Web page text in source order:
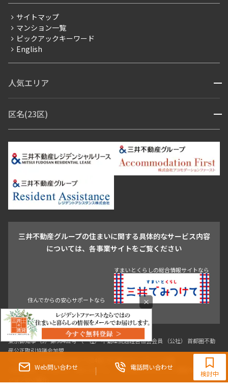
Web問い合わせ 電話問い合わせ
0120-321-364
9:30~18:00（水曜定休）
検討中
賃料改定
フリーレント
ペット可
ブランドマンション
サイトマップ
マンション一覧
ピックアックキーワード
English
人気エリア 開閉
青山・表参道・原宿
市ヶ谷・神楽坂・飯田橋
三田・芝・浜松町
芝浦・汐留・品川
月島・勝どき・豊洲
本郷・春日・小石川
目白・高田馬場・早稲田
中野・荻窪
池尻大橋・三軒茶屋
祐天寺・学芸大学・自由が丘
駒沢・用賀・二子玉川
成城・砧
青山 渋谷 東京・大手町 新宿 品川
目黒・中目黒
区名(23区) 開閉
江東区 台東区 墨田区
中野区
豊島区
杉並区 板橋区 練馬区 荒川区
足立区
葛飾区
江戸川区
三井不動産グループの住まいに関する具体的なサービス内容
については、各事業サイトをご覧ください
すまいとくらしの総合情報サイトなら
東京都知事（3）第96482号 （一社） 不動産流通経営協会会員 （公社） 首都圏不動
産公正取引協議会加盟
三井の賃貸「いちばんに、住む人のこと。」 東京都心を中心とした豊富な賃貸マン
×